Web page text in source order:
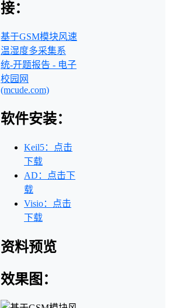
接：
基于GSM模块风速
温湿度多采集系
统-开题报告 - 电子
校园网
(mcude.com)
软件安装：
Keil5：点击
下载
AD：点击下
载
Visio：点击
下载
资料预览
效果图：